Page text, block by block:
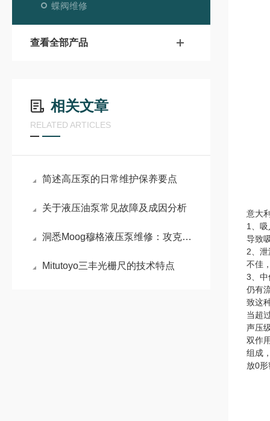
蝶阀维修
查看全部产品
相关文章
RELATED ARTICLES
简述高压泵的日常维护保养要点
关于液压油泵常见故障及成因分析
洞悉Moog穆格液压泵维修：攻克电液伺服控制的核心难题
Mitutoyo三丰光栅尺的技术特点
意大
1、
导致
2、
不佳
3、中
仍有
致这
当超
声压
双作
组成
放0